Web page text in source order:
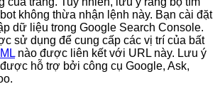
không thừa nhận lệnh này. Bạn cài đặt
dữ liệu trong Google Search Console.
sử dụng để cung cấp các vị trí của bất
nào được liên kết với URL này. Lưu ý
hỗ trợ bởi công cụ Google, Ask,